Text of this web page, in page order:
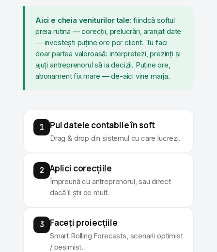
Aici e cheia veniturilor tale: fiindcă softul
preia rutina — corecții, prelucrări, aranjat date
— investești puține ore per client. Tu faci
doar partea valoroasă: interpretezi, prezinți și
ajuți antreprenorul să ia decizii. Puține ore,
abonament fix mare — de-aici vine marja.
1 Pui datele contabile în soft
Drag & drop din sistemul cu care lucrezi.
2 Aplici corecțiile
Împreună cu antreprenorul, sau direct
dacă îl știi de mult.
3 Faceți proiecțiile
Smart Rolling Forecasts, scenarii optimist
/ pesimist.